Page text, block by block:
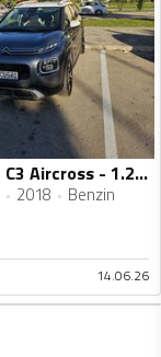
Citroen - C3 Aircross - 1.2 Puretech
2018 Benzin
14.06.26